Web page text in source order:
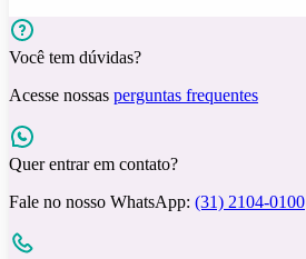
Você tem dúvidas?
Acesse nossas perguntas frequentes
Quer entrar em contato?
Fale no nosso WhatsApp: (31) 2104-0100